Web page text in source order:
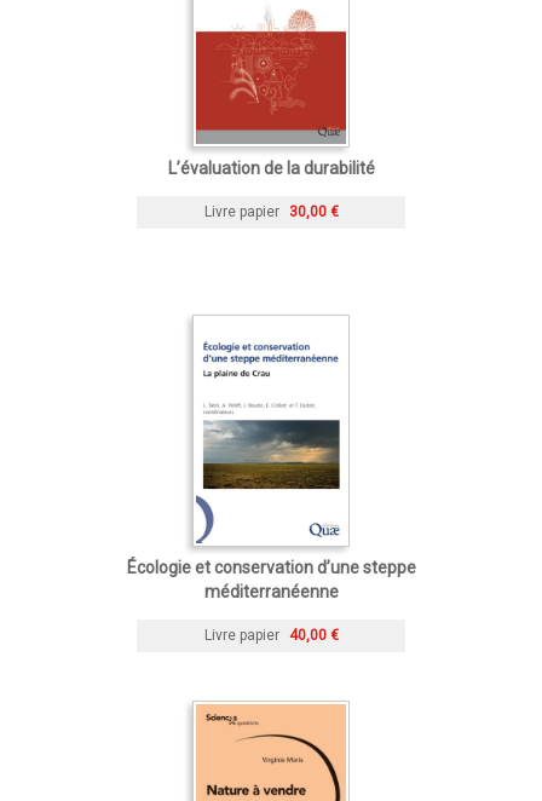
L’évaluation de la durabilité
Livre papier 30,00 €
Écologie et conservation d’une steppe
méditerranéenne
Livre papier 40,00 €